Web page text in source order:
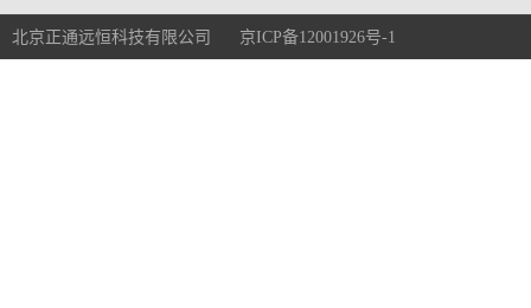
北京正通远恒科技有限公司 京ICP备12001926号-1